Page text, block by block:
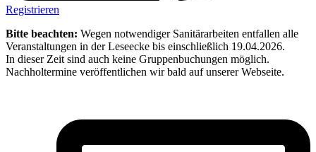
Registrieren
Bitte beachten: Wegen notwendiger Sanitärarbeiten entfallen alle
Veranstaltungen in der Leseecke bis einschließlich 19.04.2026.
In dieser Zeit sind auch keine Gruppenbuchungen möglich.
Nachholtermine veröffentlichen wir bald auf unserer Webseite.